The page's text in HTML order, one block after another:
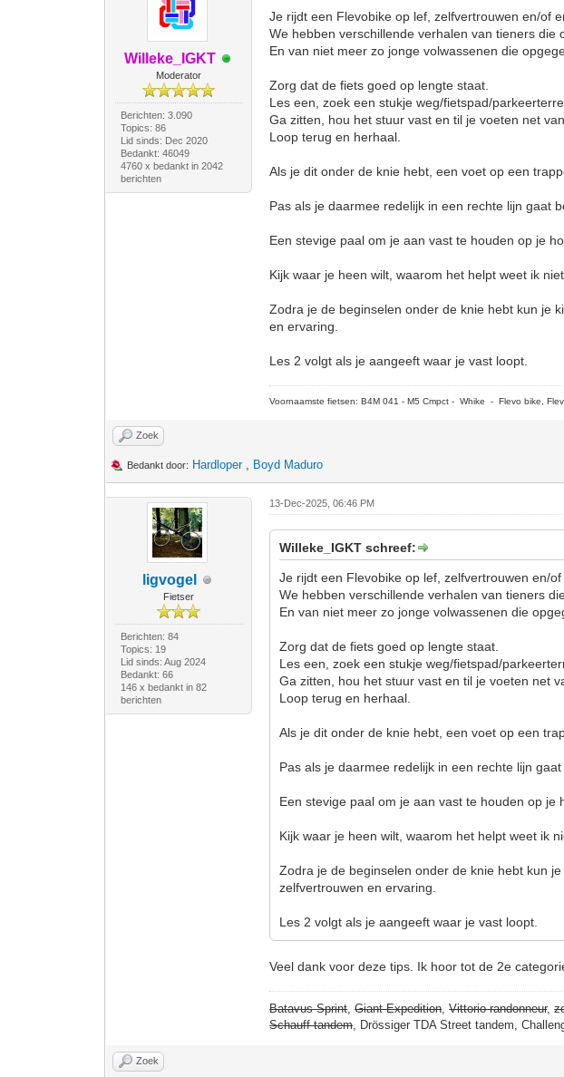
Willeke_IGKT
Moderator
Berichten: 3.090
Topics: 86
Lid sinds: Dec 2020
Bedankt: 46049
4760 x bedankt in 2042
berichten
Je rijdt een Flevobike op lef, zelfvertrouwen en/of
We hebben verschillende verhalen van tieners die
En van niet meer zo jonge volwassenen die
Zorg dat de fiets goed op lengte staat.
Les een, zoek een stukje weg/fietspad/
Ga zitten, hou het stuur vast en til je voeten net
Loop terug en herhaal.
Als je dit onder de knie hebt, een voet op een
Pas als je daarmee redelijk in een rechte lijn gaat
Een stevige paal om je aan vast te houden op je
Kijk waar je heen wilt, waarom het helpt weet ik
Zodra je de beginselen onder de knie hebt kun je
en ervaring.
Les 2 volgt als je aangeeft waar je vast loopt.
Voornaamste fietsen: B4M 041 - M5 Cmpct - Whike - Flevo bike,
Zoek
Bedankt door: Hardloper, Boyd Maduro
ligvogel
Fietser
Berichten: 84
Topics: 19
Lid sinds: Aug 2024
Bedankt: 66
146 x bedankt in 82
berichten
13-Dec-2025, 06:46 PM
Willeke_IGKT schreef:
Je rijdt een Flevobike op lef, zelfvertrouwen en/of
We hebben verschillende verhalen van tieners
En van niet meer zo jonge volwassenen die
Zorg dat de fiets goed op lengte staat.
Les een, zoek een stukje weg/fietspad/
Ga zitten, hou het stuur vast en til je voeten net
Loop terug en herhaal.
Als je dit onder de knie hebt, een voet op een
Pas als je daarmee redelijk in een rechte lijn
Een stevige paal om je aan vast te houden op je
Kijk waar je heen wilt, waarom het helpt weet ik
Zodra je de beginselen onder de knie hebt kun
zelfvertrouwen en ervaring.
Les 2 volgt als je aangeeft waar je vast loopt.
Veel dank voor deze tips. Ik hoor tot de 2e
Batavus Sprint,Giant Expedition,Vittorio randonneur,
Schauff tandem, Drössiger TDA Street tandem,
Zoek